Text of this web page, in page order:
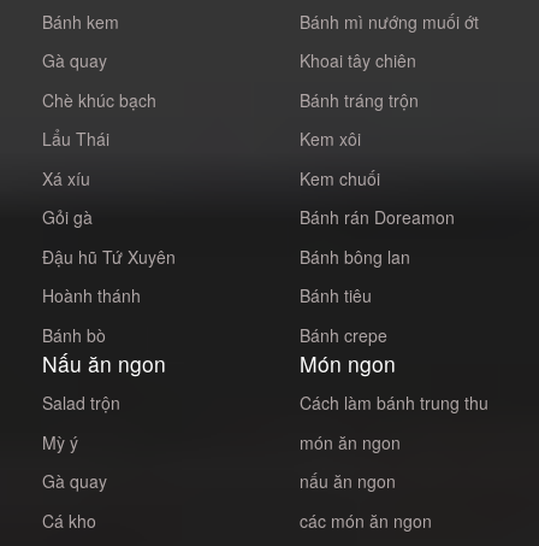
Bánh kem
Gà quay
Chè khúc bạch
Lẩu Thái
Xá xíu
Gỏi gà
Đậu hũ Tứ Xuyên
Hoành thánh
Bánh bò
Bánh mì nướng muối ớt
Khoai tây chiên
Bánh tráng trộn
Kem xôi
Kem chuối
Bánh rán Doreamon
Bánh bông lan
Bánh tiêu
Bánh crepe
Nấu ăn ngon
Salad trộn
Mỳ ý
Gà quay
Cá kho
Món ngon
Cách làm bánh trung thu
món ăn ngon
nấu ăn ngon
các món ăn ngon